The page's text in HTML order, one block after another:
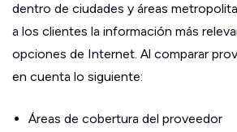
dentro de ciudades y áreas
a los clientes la información más
opciones de Internet. Al comparar
en cuenta lo siguiente:
Áreas de cobertura del proveedor